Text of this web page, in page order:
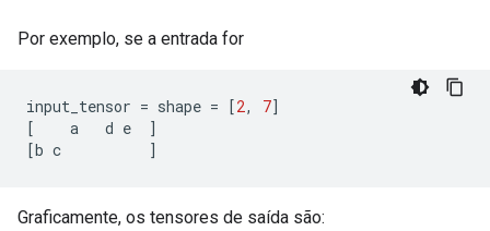
Por exemplo, se a entrada for
input_tensor = shape = [2, 7]
[
a   d e
]
[b c ]
Graficamente, os tensores de saída são: